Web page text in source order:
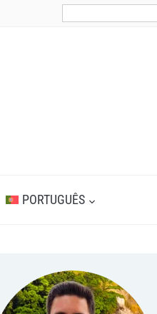
PORTUGUÊS